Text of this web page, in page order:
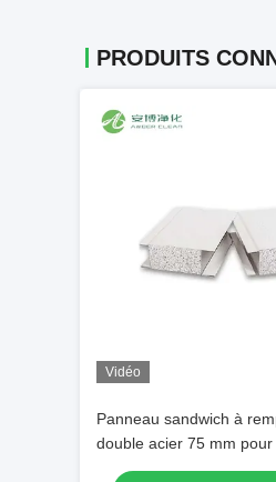
PRODUITS
Vidéo
Panneau sandwich à
double acier 75 mm pour
blanche